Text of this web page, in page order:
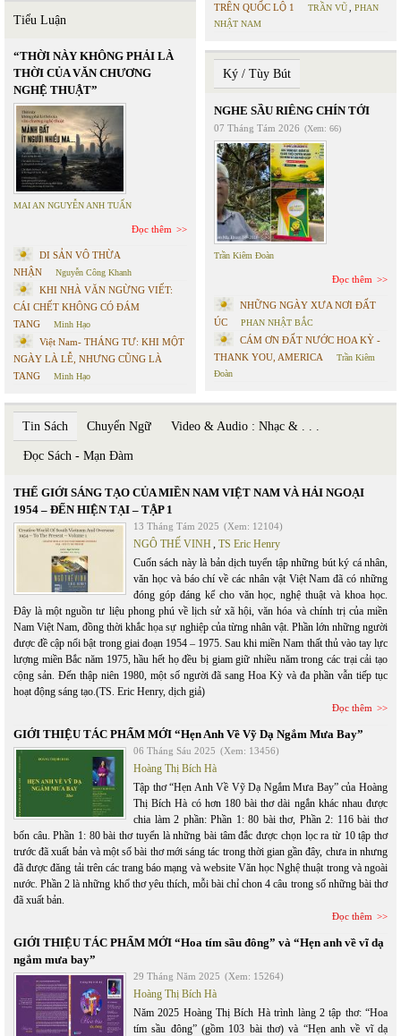
Tiểu Luận
“THỜI NÀY KHÔNG PHẢI LÀ
THỜI CỦA VĂN CHƯƠNG
NGHỆ THUẬT”
MAI AN NGUYỄN ANH TUẤN
Đọc thêm
DI SẢN VÔ THỪA
NHẬN
Nguyễn Công Khanh
KHI NHÀ VĂN NGỪNG VIẾT:
CÁI CHẾT KHÔNG CÓ ĐÁM
TANG
Minh Hạo
Việt Nam- THÁNG TƯ: KHI MỘT
NGÀY LÀ LỄ, NHƯNG CŨNG LÀ
TANG
Minh Hạo
TRÊN QUỐC LỘ 1
TRẦN VŨ
PHAN
NHẬT NAM
Ký / Tùy Bút
NGHE SẦU RIÊNG CHÍN TỚI
07 Tháng Tám 2026 (Xem: 66)
Trần Kiêm Đoàn
Đọc thêm
NHỮNG NGÀY XƯA NƠI ĐẤT
ÚC
PHAN NHẬT BẮC
CÁM ƠN ĐẤT NƯỚC HOA KỲ -
THANK YOU, AMERICA
Trần Kiêm
Đoàn
Tin Sách Chuyển Ngữ Video & Audio : Nhạc & . . .
Đọc Sách - Mạn Đàm
THẾ GIỚI SÁNG TẠO CỦA MIỀN NAM VIỆT NAM VÀ HẢI NGOẠI
1954 – ĐẾN HIỆN TẠI – TẬP 1
13 Tháng Tám 2025 (Xem: 12104)
NGÔ THẾ VINH, TS Eric Henry
Cuốn sách này là bản dịch tuyển tập những bút ký cá nhân,
văn học và báo chí về các nhân vật Việt Nam đã có những
đóng góp đáng kể cho văn học, nghệ thuật và khoa học.
Đây là một nguồn tư liệu phong phú về lịch sử xã hội, văn hóa và chính trị của miền
Nam Việt Nam, đồng thời khắc họa sự nghiệp của từng nhân vật. Phần lớn những người
được đề cập nổi bật trong giai đoạn 1954 – 1975. Sau khi miền Nam thất thủ vào tay lực
lượng miền Bắc năm 1975, hầu hết họ đều bị giam giữ nhiều năm trong các trại cải tạo
cộng sản. Đến thập niên 1980, một số người đã sang Hoa Kỳ và đa phần vẫn tiếp tục
hoạt động sáng tạo.(TS. Eric Henry, dịch giả)
Đọc thêm
GIỚI THIỆU TÁC PHẨM MỚI “Hẹn Anh Về Vỹ Dạ Ngắm Mưa Bay”
06 Tháng Sáu 2025 (Xem: 13456)
Hoàng Thị Bích Hà
Tập thơ “Hẹn Anh Về Vỹ Dạ Ngắm Mưa Bay” của Hoàng
Thị Bích Hà có hơn 180 bài thơ dài ngắn khác nhau được
chia làm 2 phần: Phần 1: 80 bài thơ, Phần 2: 116 bài thơ
bốn câu. Phần 1: 80 bài thơ tuyển là những bài tâm đắc được chọn lọc ra từ 10 tập thơ
trước đã xuất bản và một số bài thơ mới sáng tác trong thời gian gần đây, chưa in nhưng
đã được đăng tải trên các trang báo mạng và website Văn học Nghệ thuật trong và ngoài
nước. Phần 2 là những khổ thơ yêu thích, mỗi bài chỉ chon 4 câu trong số những bài thơ
đã xuất bản.
Đọc thêm
GIỚI THIỆU TÁC PHẨM MỚI “Hoa tím sầu đông” và “Hẹn anh về vĩ dạ
ngắm mưa bay”
29 Tháng Năm 2025 (Xem: 15264)
Hoàng Thị Bích Hà
Năm 2025 Hoàng Thị Bích Hà trình làng 2 tập thơ: “Hoa
tím sầu đông” (gồm 103 bài thơ) và “Hẹn anh về vĩ dạ